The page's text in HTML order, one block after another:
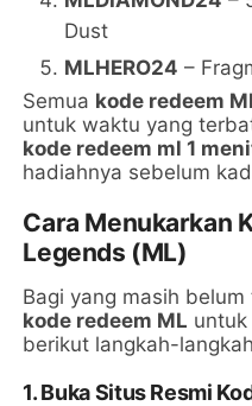
Dust
MLHERO24 –
Semua kode redeem
untuk waktu yang
kode redeem ml 1
hadiahnya sebelum
Cara Menukarkan
Legends (ML)
Bagi yang masih
kode redeem ML
berikut langkah-
1. Buka Situs Resmi